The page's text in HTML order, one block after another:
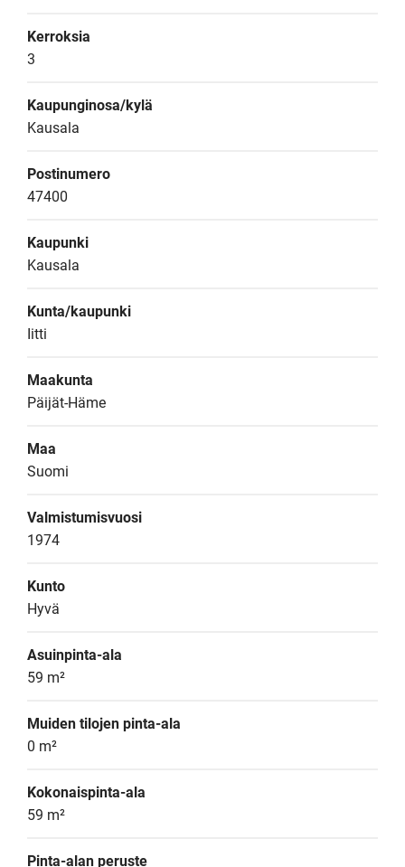
Kerroksia
3
Kaupunginosa/kylä
Kausala
Postinumero
47400
Kaupunki
Kausala
Kunta/kaupunki
Iitti
Maakunta
Päijät-Häme
Maa
Suomi
Valmistumisvuosi
1974
Kunto
Hyvä
Asuinpinta-ala
59 m²
Muiden tilojen pinta-ala
0 m²
Kokonaispinta-ala
59 m²
Pinta-alan peruste